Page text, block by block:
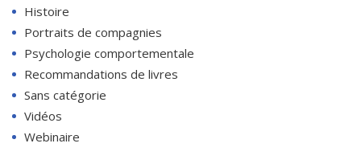
Histoire
Portraits de compagnies
Psychologie comportementale
Recommandations de livres
Sans catégorie
Vidéos
Webinaire